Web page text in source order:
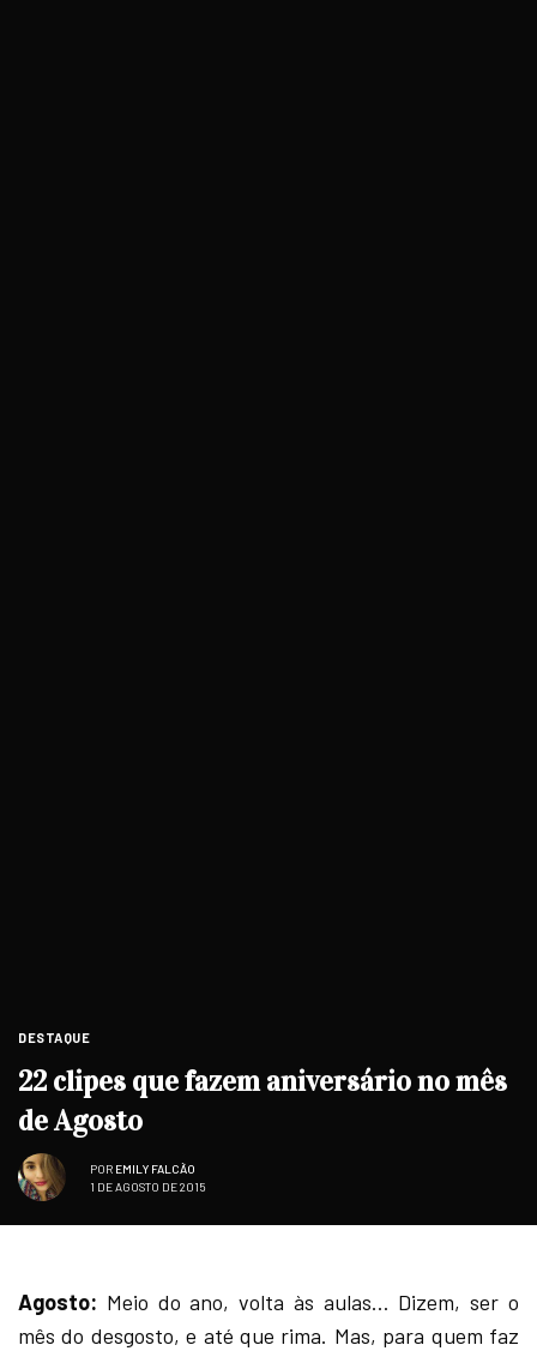
DESTAQUE
22 clipes que fazem aniversário no mês
de Agosto
POR EMILY FALCÃO
1 DE AGOSTO DE 2015
Agosto: Meio do ano, volta às aulas… Dizem, ser o
mês do desgosto, e até que rima. Mas, para quem faz